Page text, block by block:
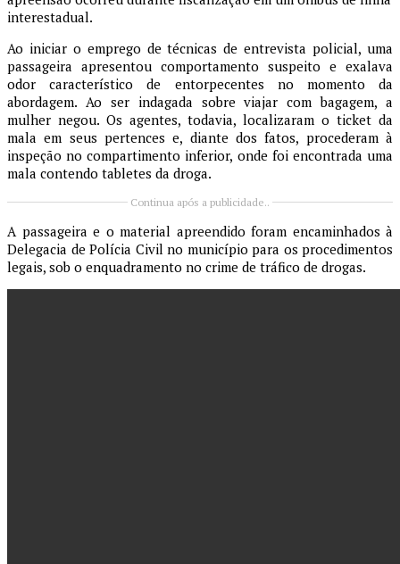
interestadual.
Ao iniciar o emprego de técnicas de entrevista policial, uma
passageira apresentou comportamento suspeito e exalava
odor característico de entorpecentes no momento da
abordagem. Ao ser indagada sobre viajar com bagagem, a
mulher negou. Os agentes, todavia, localizaram o ticket da
mala em seus pertences e, diante dos fatos, procederam à
inspeção no compartimento inferior, onde foi encontrada uma
mala contendo tabletes da droga.
Continua após a publicidade..
A passageira e o material apreendido foram encaminhados à
Delegacia de Polícia Civil no município para os procedimentos
legais, sob o enquadramento no crime de tráfico de drogas.